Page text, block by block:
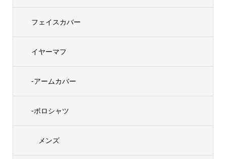
フェイスカバー
イヤーマフ
-アームカバー
-ポロシャツ
メンズ